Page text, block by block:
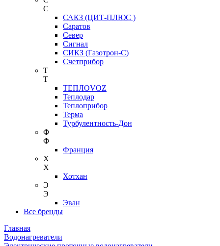
С
САКЗ (ЦИТ-ПЛЮС )
Саратов
Север
Сигнал
СИКЗ (Газотрон-С)
Счетприбор
Т
Т
ТЕПЛОVOZ
Теплодар
Теплоприбор
Терма
Турбулентность-Дон
Ф
Ф
Франция
Х
Х
Хотхан
Э
Э
Эван
Все бренды
Главная
Водонагреватели